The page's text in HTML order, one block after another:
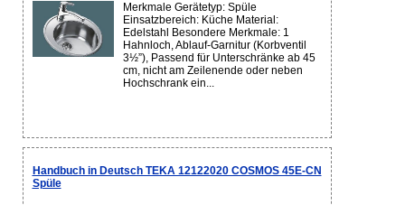
Merkmale Gerätetyp: Spüle
Einsatzbereich: Küche Material:
Edelstahl Besondere Merkmale: 1
Hahnloch, Ablauf-Garnitur (Korbventil
3½”), Passend für Unterschränke ab 45
cm, nicht am Zeilenende oder neben
Hochschrank ein...
Handbuch in Deutsch TEKA 12122020 COSMOS 45E-CN
Spüle